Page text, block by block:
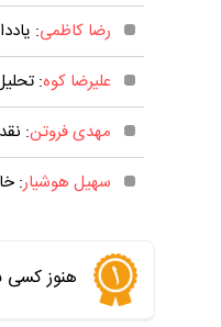
رضا کاظمی:
علیرضا کوه:
مهدی فروتن:
سهیل هوشیار:
هنوز کسی